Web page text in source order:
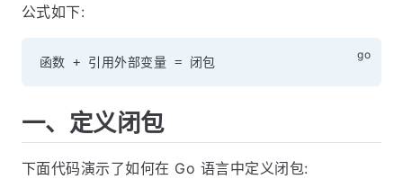
公式如下:
函数 + 引用外部变量 =
一、定义闭包
下面代码演示了如何在 Go 语言中定义闭包: